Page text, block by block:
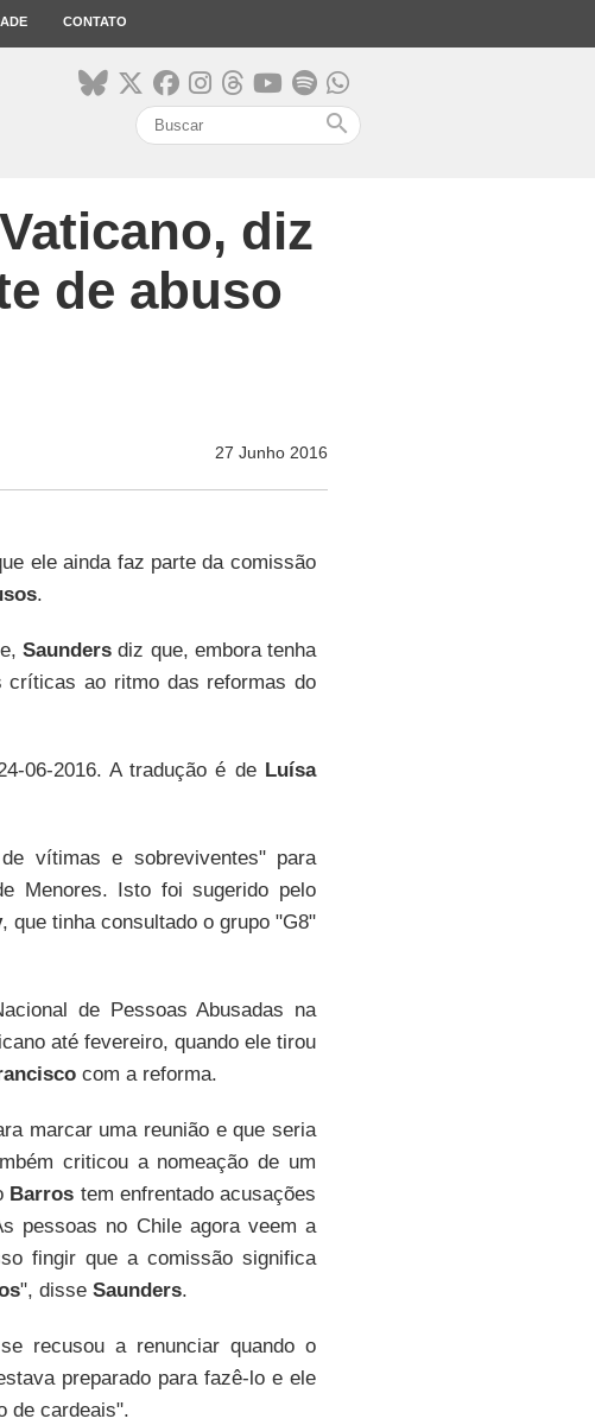
CONTATO
search
diz
de abuso
27 Junho 2016
ele ainda faz parte da comissão
.
Saunders diz que, embora tenha
críticas ao ritmo das reformas do
06-2016. A tradução é de Luísa
vítimas e sobreviventes" para
Menores. Isto foi sugerido pelo
, que tinha consultado o grupo "G8"
de Pessoas Abusadas na
até fevereiro, quando ele tirou
com a reforma.
marcar uma reunião e que seria
criticou a nomeação de um
Barros tem enfrentado acusações
pessoas no Chile agora veem a
fingir que a comissão significa
", disse Saunders.
recusou a renunciar quando o
preparado para fazê-lo e ele
de cardeais".